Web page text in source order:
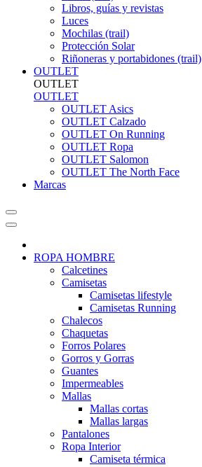
Libros, guías y revistas
Luces
Mochilas (trail)
Protección Solar
Riñoneras y portabidones (trail)
OUTLET
OUTLET
OUTLET
OUTLET Asics
OUTLET Calzado
OUTLET On Running
OUTLET Ropa
OUTLET Salomon
OUTLET The North Face
Marcas
ROPA HOMBRE
Calcetines
Camisetas
Camisetas lifestyle
Camisetas Running
Chalecos
Chaquetas
Forros Polares
Gorros y Gorras
Guantes
Impermeables
Mallas
Mallas cortas
Mallas largas
Pantalones
Ropa Interior
Camiseta térmica